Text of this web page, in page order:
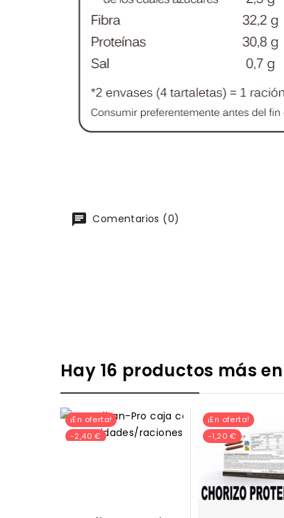
Comentarios (0)
Hay 16 productos más
¡En oferta!
-2,40 €
¡En oferta!
-1,20 €